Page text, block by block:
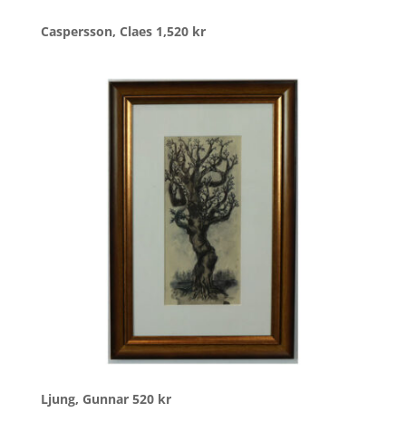
Caspersson, Claes 1,520 kr
Ljung, Gunnar 520 kr